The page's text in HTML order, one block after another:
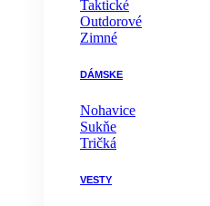
Taktické
Outdorové
Zimné
DÁMSKE
Nohavice
Sukňe
Tričká
VESTY